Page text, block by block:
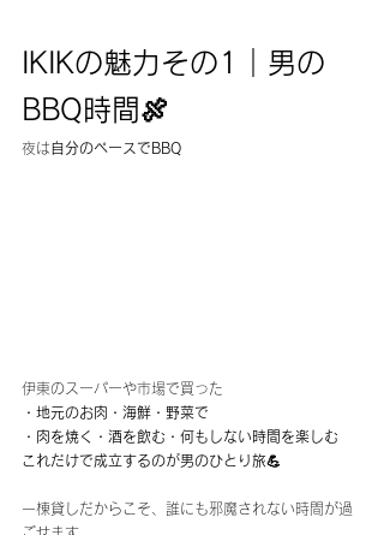
IKIKの魅力その1｜男の
BBQ時間🍖
夜は自分のペースでBBQ
伊東のスーパーや市場で買った
・地元のお肉・海鮮・野菜で
・肉を焼く・酒を飲む・何もしない時間を楽しむ
これだけで成立するのが男のひとり旅💪
一棟貸しだからこそ、誰にも邪魔されない時間が過
ごせます。